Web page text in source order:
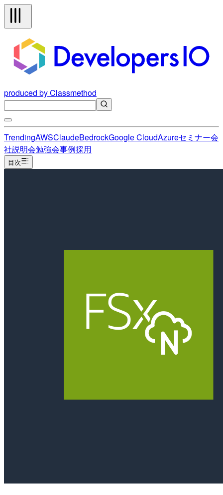
produced by Classmethod
TrendingAWSClaudeBedrockGoogle CloudAzureセミナー会
社説明会勉強会事例採用
目次